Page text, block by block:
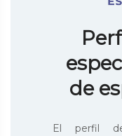
de
El perfil